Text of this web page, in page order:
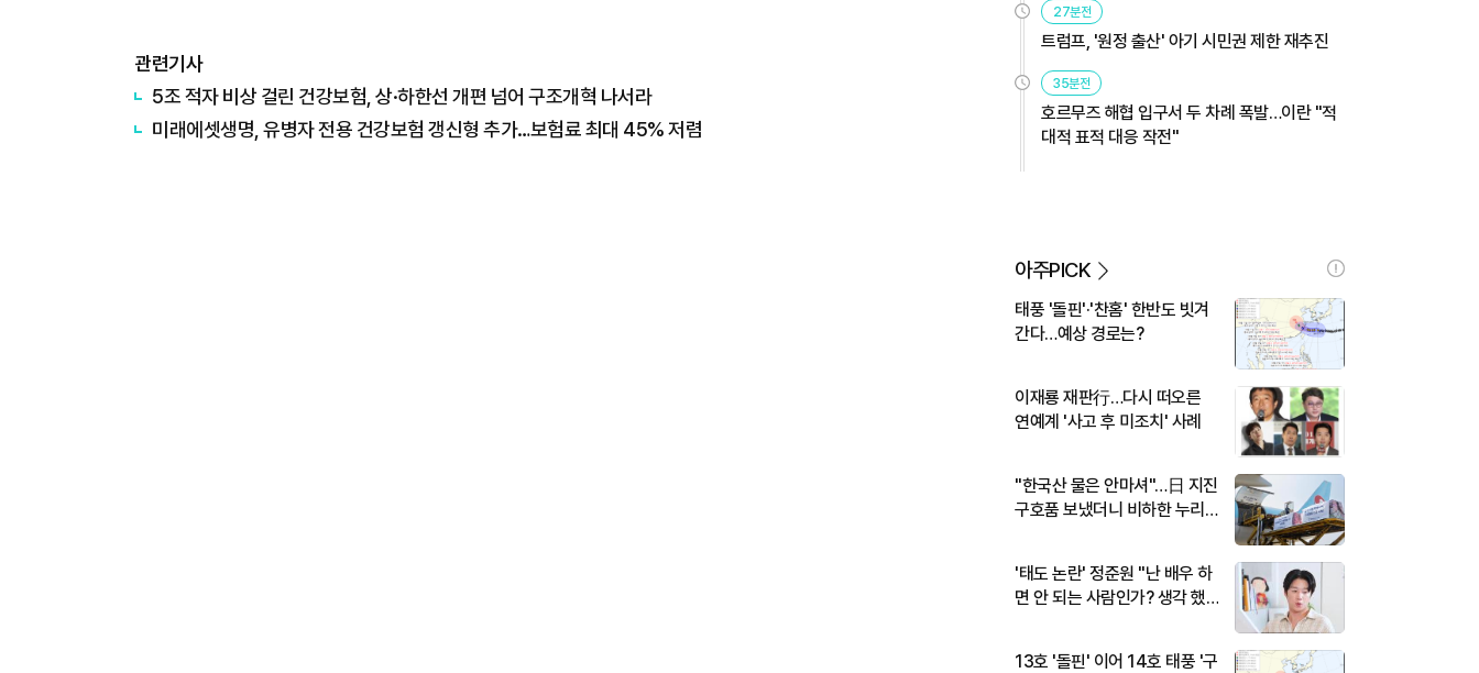
관련기사
5조 적자 비상 걸린 건강보험, 상·하한선 개편 넘어 구조개혁 나서라
미래에셋생명, 유병자 전용 건강보험 갱신형 추가…보험료 최대 45% 저렴
27분전
트럼프, '원정 출산' 아기 시민권 제한 재추진
35분전
호르무즈 해협 입구서 두 차례 폭발…이란 "적
대적 표적 대응 작전"
아주PICK
태풍 '돌핀'·'찬홈' 한반도 빗겨
간다…예상 경로는?
이재룡 재판行…다시 떠오른
연예계 '사고 후 미조치' 사례
"한국산 물은 안마셔"…日 지진
구호품 보냈더니 비하한 누리
'태도 논란' 정준원 "난 배우 하
면 안 되는 사람인가? 생각 했
13호 '돌핀' 이어 14호 태풍 '구